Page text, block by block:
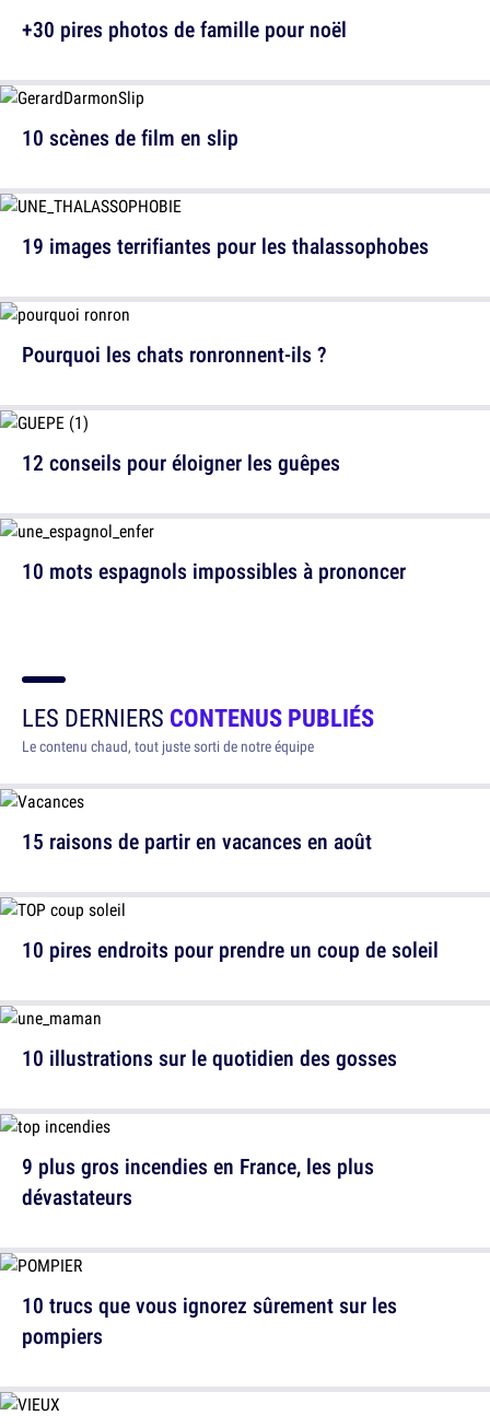
10 scènes de film en slip
Pourquoi les chats ronronnent-ils ?
10 mots espagnols impossibles à prononcer
+30 pires photos de famille pour noël
19 images terrifiantes pour les thalassophobes
12 conseils pour éloigner les guêpes
LES DERNIERS CONTENUS PUBLIÉS
Le contenu chaud, tout juste sorti de notre équipe
15 raisons de partir en vacances en août
10 illustrations sur le quotidien des gosses
10 trucs que vous ignorez sûrement sur les
pompiers
10 pires endroits pour prendre un coup de soleil
9 plus gros incendies en France, les plus
dévastateurs